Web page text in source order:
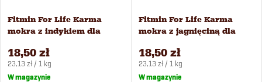
a
n
a
p
r
Fitmin For Life Karma
mokra z indykiem dla
18,50 zł
Cena
jednostkowa:
23,13 zł / 1 kg
W magazynie
Fitmin For Life Karma
mokra z jagnięciną dla
18,50 zł
Cena
jednostkowa:
23,13 zł / 1 kg
W magazynie